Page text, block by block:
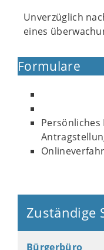
Unverzüglich
eines
Formulare
Persönliches
Zuständige
Bürgerbüro